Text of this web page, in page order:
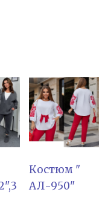
Костюм "
АЛ-950"